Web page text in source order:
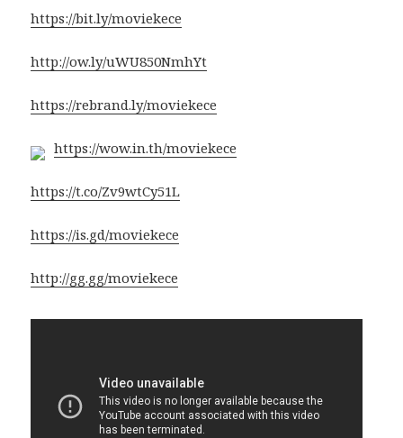
https://bit.ly/moviekece
http://ow.ly/uWU850NmhYt
https://rebrand.ly/moviekece
https://wow.in.th/moviekece
https://t.co/Zv9wtCy51L
https://is.gd/moviekece
http://gg.gg/moviekece